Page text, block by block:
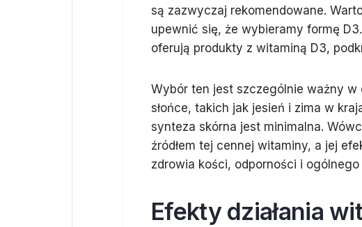
są zazwyczaj rekomendowane.
upewnić się, że wybieramy formę
oferują produkty z witaminą D3,
Wybór ten jest szczególnie ważny
słońce, takich jak jesień i zima w
synteza skórna jest minimalna.
źródłem tej cennej witaminy, a jej
zdrowia kości, odporności i
Efekty działania